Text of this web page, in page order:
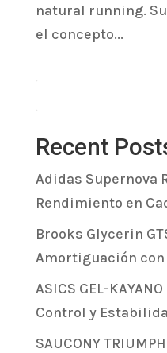
natural running.
el concepto...
Recent
Adidas Supernova
Rendimiento en
Brooks Glycerin
Amortiguación con
ASICS GEL-
Control y
SAUCONY